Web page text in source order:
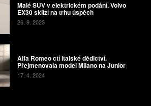
Malé SUV v elektrickém podání. Volvo
EX30 sklízí na trhu úspěch
26. 9. 2023
Alfa Romeo ctí italské dědictví.
Přejmenovala model Milano na Junior
17. 4. 2024